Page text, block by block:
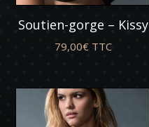
Soutien-gorge – Kissy
79,00€ TTC